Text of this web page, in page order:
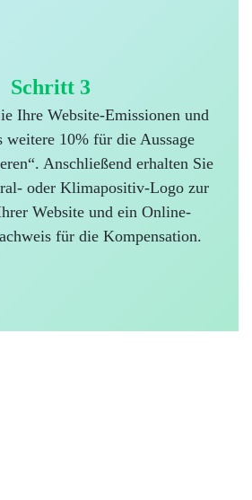
Schritt 3
Ihre Website-Emissionen und
weitere 10% für die Aussage
Anschließend erhalten Sie
oder Klimapositiv-Logo zur
Website und ein Online-
für die Kompensation.